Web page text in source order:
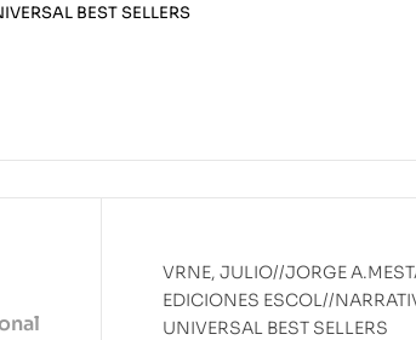
BEST SELLERS
VRNE, JULIO//JORGE
EDICIONES ESCOL//
UNIVERSAL BEST SELLERS